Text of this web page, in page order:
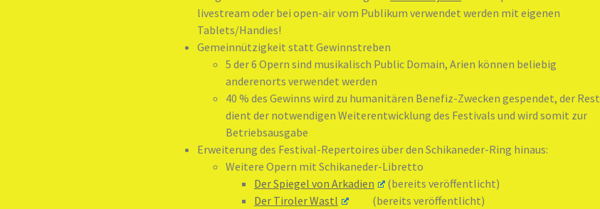
livestream oder bei open-air vom Publikum verwendet werden mit eigenen
Tablets/Handies!
Gemeinnützigkeit statt Gewinnstreben
5 der 6 Opern sind musikalisch Public Domain, Arien können beliebig
anderenorts verwendet werden
40 % des Gewinns wird zu humanitären Benefiz-Zwecken gespendet, der Rest
dient der notwendigen Weiterentwicklung des Festivals und wird somit zur
Betriebsausgabe
Erweiterung des Festival-Repertoires über den Schikaneder-Ring hinaus:
Weitere Opern mit Schikaneder-Libretto
Der Spiegel von Arkadien
(bereits veröffentlicht)
Der Tiroler Wastl
(bereits veröffentlicht)